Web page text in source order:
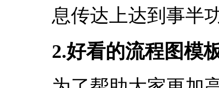
息传达上达到事半
2.好看的流程图模